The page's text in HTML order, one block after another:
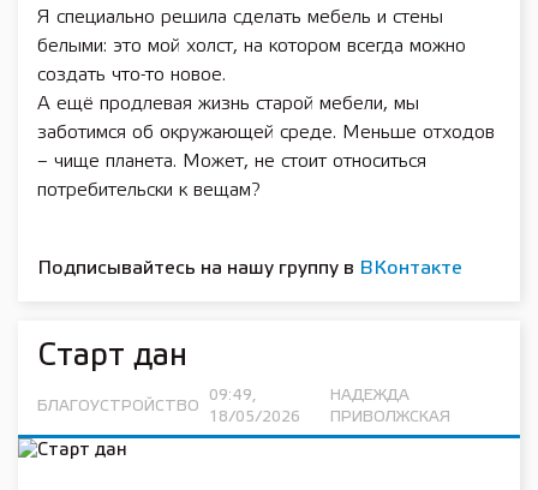
Я специально решила сделать мебель и стены
белыми: это мой холст, на котором всегда можно
создать ­­­что-то новое.
А ещё продлевая жизнь старой мебели, мы
заботимся об окружающей среде. Меньше отходов
– чище планета. Может, не стоит относиться
потребительски к вещам?
Подписывайтесь на нашу группу в ВКонтакте
Старт дан
БЛАГОУСТРОЙСТВО
09:49,
18/05/2026
НАДЕЖДА
ПРИВОЛЖСКАЯ